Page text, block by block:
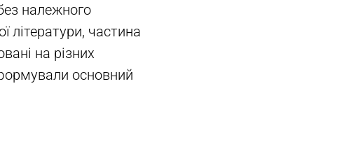
належного
літератури, частина
на різних
основний